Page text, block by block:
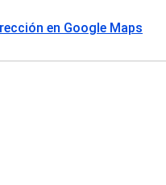
en Google Maps